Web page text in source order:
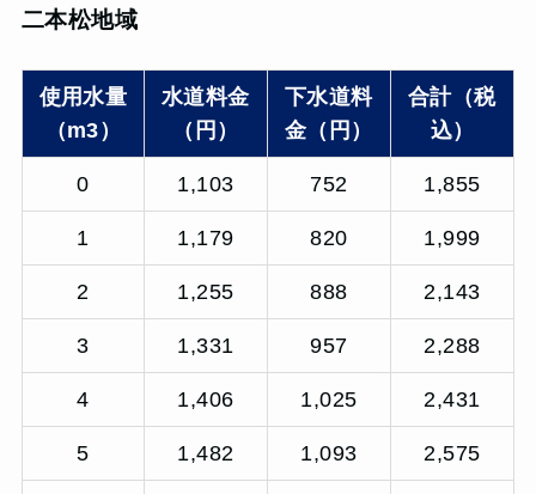
二本松地域
使用水量
（m3）
水道料金
（円）
下水道料
金（円）
合計（税
込）
0 1,103 752 1,855
1 1,179 820 1,999
2 1,255 888 2,143
3 1,331 957 2,288
4 1,406 1,025 2,431
5 1,482 1,093 2,575